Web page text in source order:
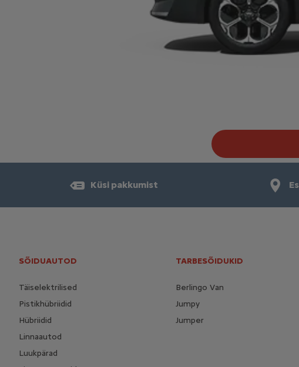
Küsi pakkumist
SÕIDUAUTOD
Täiselektrilised
Pistikhübriidid
Hübriidid
Linnaautod
Luukpärad
TARBESÕIDUKID
Berlingo Van
Jumpy
Jumper